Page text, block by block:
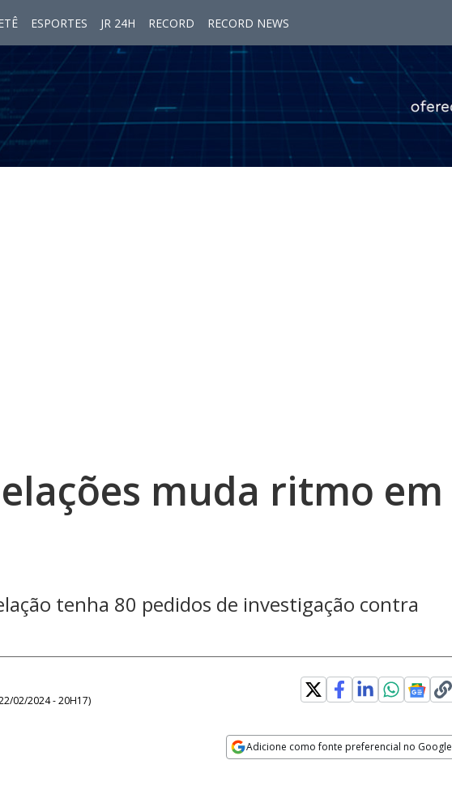
ESPORTES JR 24H RECORD RECORD NEWS
muda ritmo em
tenha 80 pedidos de investigação contra
02/2024 - 20H17)
Adicione como fonte preferencial no Google